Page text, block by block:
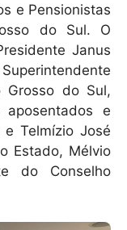
e Pensionistas
do Sul. O
Janus
Grosso do Sul,
e
Telmízio José
Estado, Mélvio
do Conselho